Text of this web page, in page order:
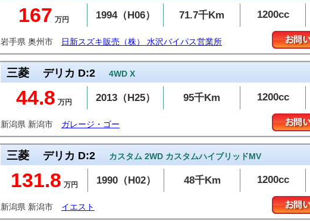
167 万円 1994（H06） 71.7千Km 1200cc
岩手県 奥州市 日新スズキ販売（株） 水沢バイパス営業所
三菱 デリカ D:2 4WD X
44.8 万円 2013（H25） 95千Km 1200cc
新潟県 新潟市 ガレージ・ゴー
三菱 デリカ D:2 カスタム 2WD カスタムハイブリッドMV
131.8 万円 1990（H02） 48千Km 1200cc
新潟県 新潟市 イエスト